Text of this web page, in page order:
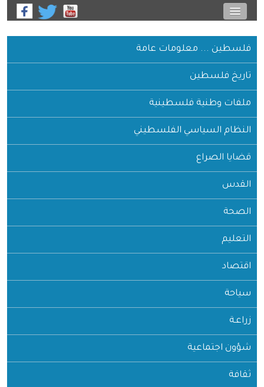
فلسطين ... معلومات عامة
تاريخ فلسطين
ملفات وطنية فلسطينية
النظام السياسي الفلسطيني
قضايا الصراع
القدس
الصحة
التعليم
اقتصاد
سياحة
زراعـة
شؤون اجتماعية
ثقافة